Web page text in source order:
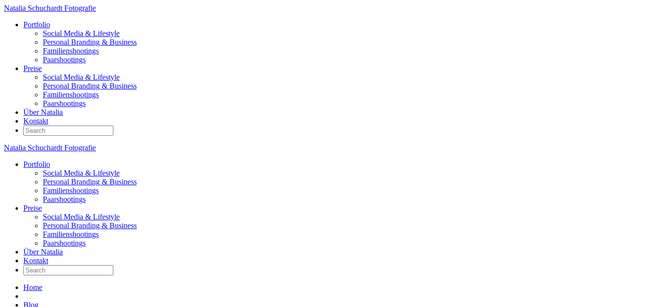
Natalia Schuchardt Fotografie
Portfolio
Social Media & Lifestyle
Personal Branding & Business
Familienshootings
Paarshootings
Preise
Social Media & Lifestyle
Personal Branding & Business
Familienshootings
Paarshootings
Über Natalia
Kontakt
Natalia Schuchardt Fotografie
Portfolio
Social Media & Lifestyle
Personal Branding & Business
Familienshootings
Paarshootings
Preise
Social Media & Lifestyle
Personal Branding & Business
Familienshootings
Paarshootings
Über Natalia
Kontakt
Home
Blog